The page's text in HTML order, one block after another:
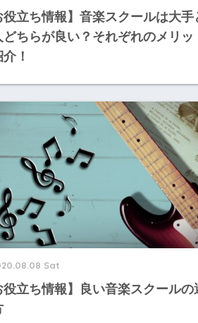
役立ち情報】音楽スクールは大手
どちらが良い？それぞれのメリッ
！
Sat
役立ち情報】良い音楽スクールの